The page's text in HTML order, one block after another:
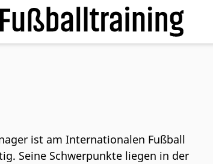
ist am Internationalen Fußball
Seine Schwerpunkte liegen in der